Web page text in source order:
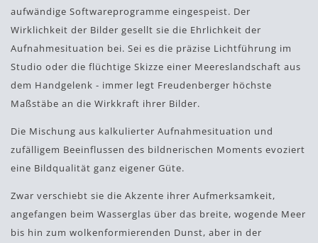
aufwändige Softwareprogramme eingespeist. Der
Wirklichkeit der Bilder gesellt sie die Ehrlichkeit der
Aufnahmesituation bei. Sei es die präzise Lichtführung im
Studio oder die flüchtige Skizze einer Meereslandschaft aus
dem Handgelenk - immer legt Freudenberger höchste
Maßstäbe an die Wirkkraft ihrer Bilder.
Die Mischung aus kalkulierter Aufnahmesituation und
zufälligem Beeinflussen des bildnerischen Moments evoziert
eine Bildqualität ganz eigener Güte.
Zwar verschiebt sie die Akzente ihrer Aufmerksamkeit,
angefangen beim Wasserglas über das breite, wogende Meer
bis hin zum wolkenformierenden Dunst, aber in der